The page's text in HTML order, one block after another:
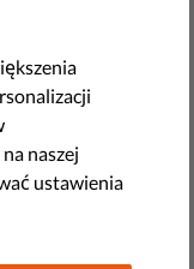
na
nowy,
problematyczne.
naszej
ustawienia